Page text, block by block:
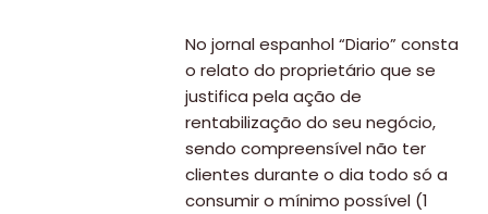
No jornal espanhol “Diario” consta
o relato do proprietário que se
justifica pela ação de
rentabilização do seu negócio,
sendo compreensível não ter
clientes durante o dia todo só a
consumir o mínimo possível (1